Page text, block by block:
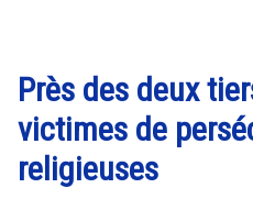
Près des deux
victimes de
religieuses